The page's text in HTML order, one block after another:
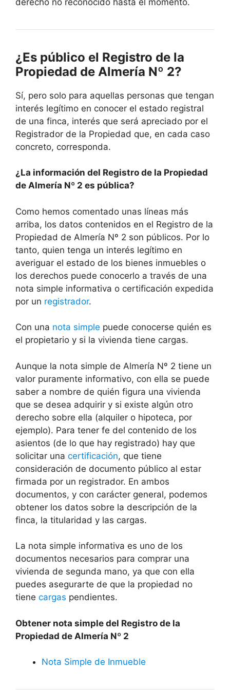
¿Es público el Registro de la
Propiedad de Almería Nº 2?
Sí, pero solo para aquellas personas que tengan
interés legítimo en conocer el estado registral
de una finca, interés que será apreciado por el
Registrador de la Propiedad que, en cada caso
concreto, corresponda.
¿La información del Registro de la Propiedad
de Almería Nº 2 es pública?
Como hemos comentado unas líneas más
arriba, los datos contenidos en el Registro de la
Propiedad de Almería Nº 2 son públicos. Por lo
tanto, quien tenga un interés legítimo en
averiguar el estado de los bienes inmuebles o
los derechos puede conocerlo a través de una
nota simple informativa o certificación expedida
por un registrador.
Con una nota simple puede conocerse quién es
el propietario y si la vivienda tiene cargas.
Aunque la nota simple de Almería Nº 2 tiene un
valor puramente informativo, con ella se puede
saber a nombre de quién figura una vivienda
que se desea adquirir y si existe algún otro
derecho sobre ella (alquiler o hipoteca, por
ejemplo). Para tener fe del contenido de los
asientos (de lo que hay registrado) hay que
solicitar una certificación, que tiene
consideración de documento público al estar
firmada por un registrador. En ambos
documentos, y con carácter general, podemos
obtener los datos sobre la descripción de la
finca, la titularidad y las cargas.
La nota simple informativa es uno de los
documentos necesarios para comprar una
vivienda de segunda mano, ya que con ella
puedes asegurarte de que la propiedad no
tiene cargas pendientes.
Obtener nota simple del Registro de la
Propiedad de Almería Nº 2
Nota Simple de Inmueble